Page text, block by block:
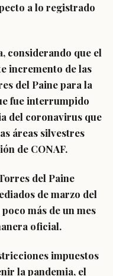
a lo registrado
considerando que el
incremento de las
del Paine para la
fue interrumpido
del coronavirus que
áreas silvestres
de CONAF.
del Paine
de marzo del
más de un mes
oficial.
impuestos
la pandemia, el